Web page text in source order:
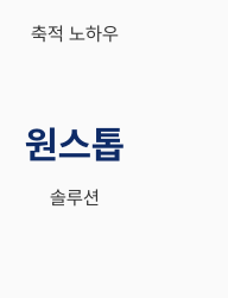
축적 노하우
원스톱
솔루션